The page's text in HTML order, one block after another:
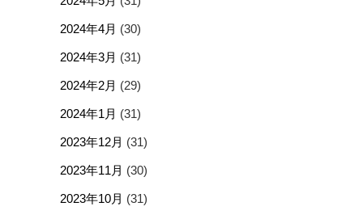
2024年4月 (30)
2024年3月 (31)
2024年2月 (29)
2024年1月 (31)
2023年12月 (31)
2023年11月 (30)
2023年10月 (31)